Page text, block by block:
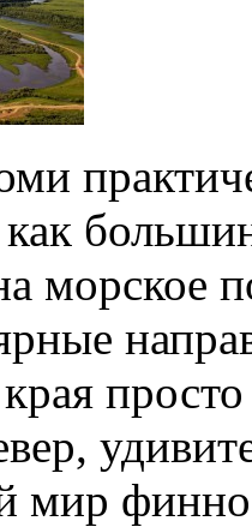
морское
края
мир